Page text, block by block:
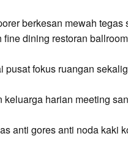
berkesan mewah tegas
fine dining restoran
pusat fokus ruangan
keluarga harian meeting
anti gores anti noda kaki